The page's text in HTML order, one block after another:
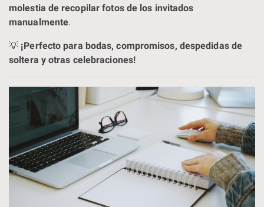
molestia de recopilar fotos de los invitados
manualmente.
💡 ¡Perfecto para bodas, compromisos, despedidas de
soltera y otras celebraciones!